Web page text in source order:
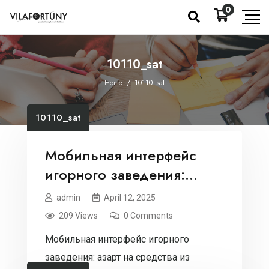
0
10110_sat
Home / 10110_sat
10110_sat
Мобильная интерфейс
игорного заведения:
азарт на средства из
любого уголка.
admin
April 12, 2025
209 Views
0 Comments
Мобильная интерфейс игорного
заведения: азарт на средства из